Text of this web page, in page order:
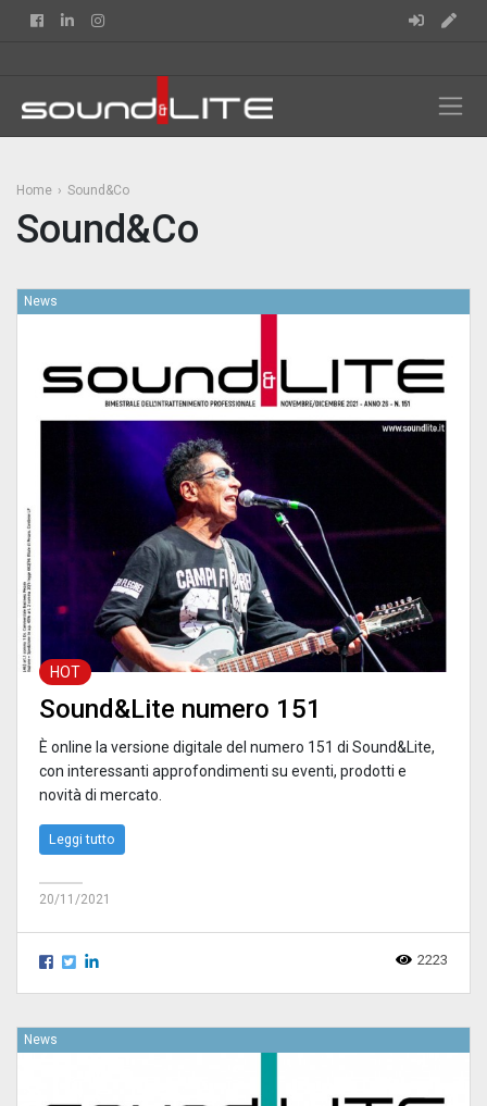
FacebookLinkedin
Home Sound&Co
Sound&Co
News
HOT
Sound&Lite numero 151
È online la versione digitale del numero 151 di Sound&Lite,
con interessanti approfondimenti su eventi, prodotti e
novità di mercato.
Leggi tutto
20/11/2021
2223
News